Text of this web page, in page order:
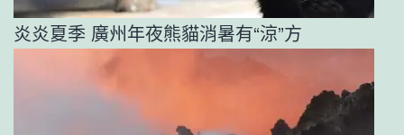
炎炎夏季 廣州年夜熊貓消暑有“涼”方